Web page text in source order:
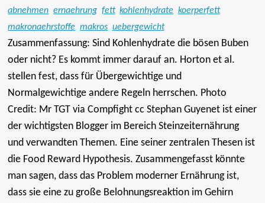
abnehmen ernaehrung fett kohlenhydrate koerperfett
makronaehrstoffe makros uebergewicht
Zusammenfassung: Sind Kohlenhydrate die bösen Buben
oder nicht? Es kommt immer darauf an. Horton et al.
stellen fest, dass für Übergewichtige und
Normalgewichtige andere Regeln herrschen. Photo
Credit: Mr TGT via Compfight cc Stephan Guyenet ist einer
der wichtigsten Blogger im Bereich Steinzeiternährung
und verwandten Themen. Eine seiner zentralen Thesen ist
die Food Reward Hypothesis. Zusammengefasst könnte
man sagen, dass das Problem moderner Ernährung ist,
dass sie eine zu große Belohnungsreaktion im Gehirn